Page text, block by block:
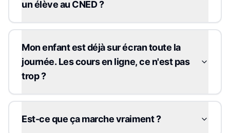
un élève au CNED ?
Mon enfant est déjà sur écran toute la
journée. Les cours en ligne, ce n'est pas
trop ?
Est-ce que ça marche vraiment ?